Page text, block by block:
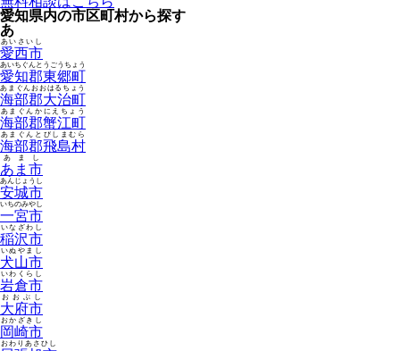
愛知県内の市区町村から探す
あ
愛西市
あいさいし
愛知郡東郷町
あいちぐんとうごうちょう
海部郡大治町
あまぐんおおはるちょう
海部郡蟹江町
あまぐんかにえちょう
海部郡飛島村
あまぐんとびしまむら
あま市
あまし
安城市
あんじょうし
一宮市
いちのみやし
稲沢市
いなざわし
犬山市
いぬやまし
岩倉市
いわくらし
大府市
おおぶし
岡崎市
おかざきし
おわりあさひし